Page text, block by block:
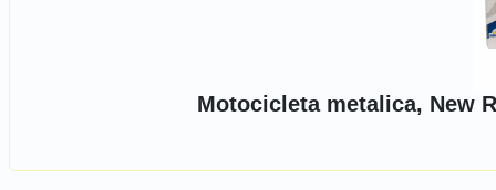
Motocicleta metalica, New